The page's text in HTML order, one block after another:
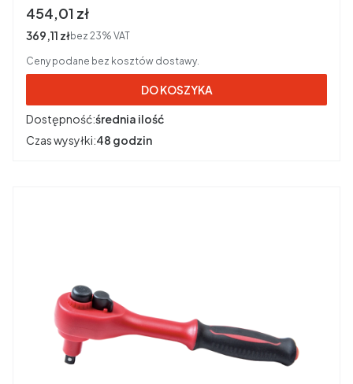
Cena brutto
454,01 zł
Cena netto
369,11 złbez 23% VAT
Ceny podane bez kosztów dostawy.
DO KOSZYKA
Dostępność:średnia ilość
Czas wysyłki:48 godzin